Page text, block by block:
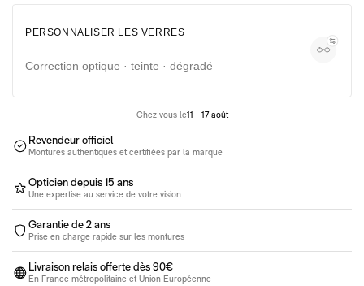
Lunettes de vue entre 100€ et 350€
PERSONNALISER LES VERRES
Correction optique · teinte · dégradé
Chez vous le11 - 17 août
Revendeur officiel
Montures authentiques et certifiées par la marque
Opticien depuis 15 ans
Une expertise au service de votre vision
Garantie de 2 ans
Prise en charge rapide sur les montures
Livraison relais offerte dès 90€
En France métropolitaine et Union Européenne